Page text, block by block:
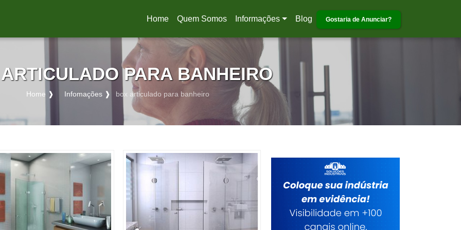
Home
(current)
Quem Somos Informações Blog Gostaria de Anunciar?
PARA BANHEIRO
Home ❱ Infomações ❱ box articulado para banheiro